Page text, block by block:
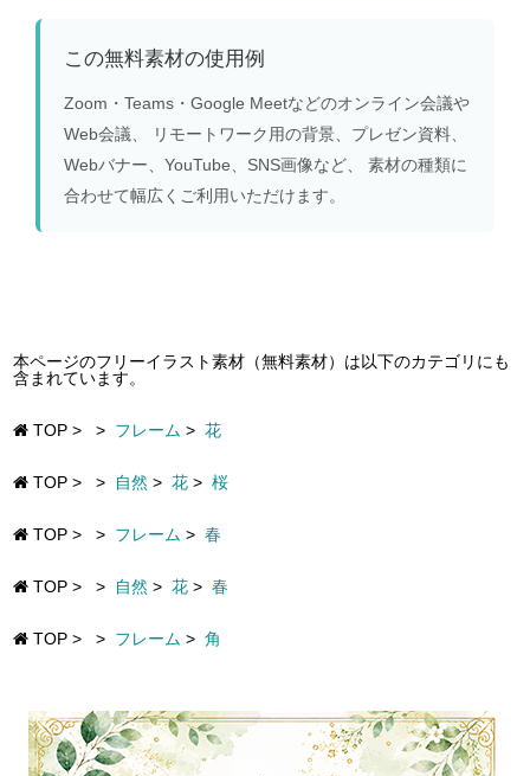
この無料素材の使用例
Zoom・Teams・Google Meetなどのオンライン会議や
Web会議、 リモートワーク用の背景、プレゼン資料、
Webバナー、YouTube、SNS画像など、 素材の種類に
合わせて幅広くご利用いただけます。
本ページのフリーイラスト素材（無料素材）は以下のカテゴリにも
含まれています。
TOP > > フレーム > 花
TOP > > 自然 > 花 > 桜
TOP > > フレーム > 春
TOP > > 自然 > 花 > 春
TOP > > フレーム > 角